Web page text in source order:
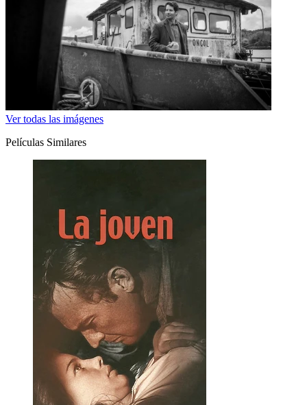
Ver todas las imágenes
Películas Similares